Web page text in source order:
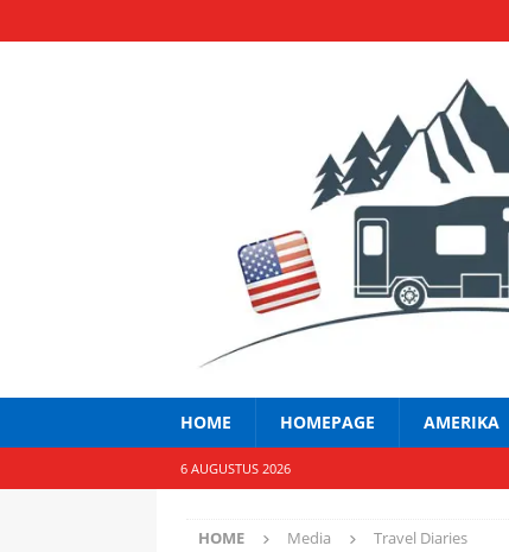
HOME HOMEPAGE AMERIKA
6 AUGUSTUS 2026
HOME Media Travel Diaries